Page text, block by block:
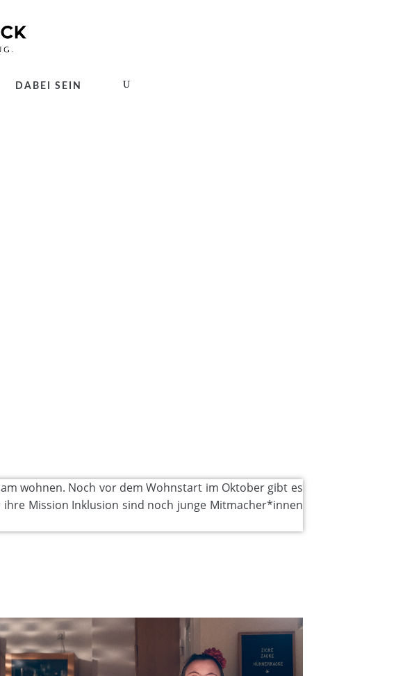
DABEI SEIN
wohnen. Noch vor dem Wohnstart im Oktober gibt es
Mission Inklusion sind noch junge Mitmacher*innen